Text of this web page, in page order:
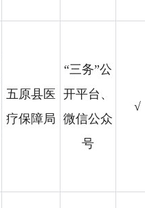
五原县医
疗保障局
“三务”公
开平台、
微信公众
号
√